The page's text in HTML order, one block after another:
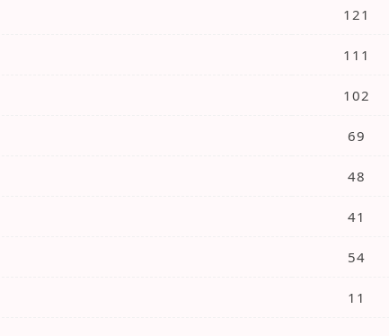
121
111
102
69
48
41
54
11